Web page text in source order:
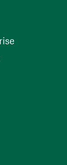
window)
a new